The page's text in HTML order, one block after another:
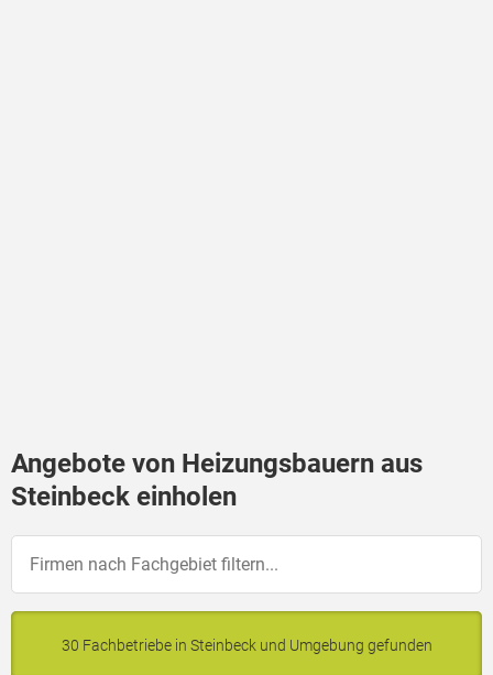
Angebote von Heizungsbauern aus
Steinbeck einholen
30 Fachbetriebe in Steinbeck und Umgebung gefunden